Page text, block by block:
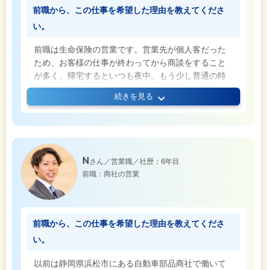
前職から、この仕事を希望した理由を教えてくださ
い。
前職は生命保険の営業です。営業先が個人客だった
ため、お客様の仕事が終わってから商談をすること
が多く、帰宅するといつも夜中。もう少し普通の時
間に帰れる仕事がしたくてBtoBの営業職で転職先を
探していました。トップのことは転職フェアで知っ
たのですが、入社を決めたのは『実力主義』の会社
だったから。実力主義ならではの厳しさもあると思
いましたが、安定しているだけの仕事なら先々でも
できる。今はとにかく挑戦してみたいと思い、この
仕事を選びました。
続きを見る
Nさん／営業職／社歴：6年目
前職：商社の営業
前職から、この仕事を希望した理由を教えてくださ
い。
以前は静岡県浜松市にある自動車部品商社で働いて